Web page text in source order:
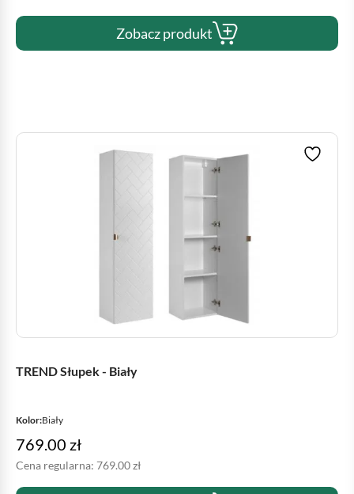
Zobacz produkt
TREND Słupek - Biały
Kolor:Biały
769.00 zł
Cena regularna: 769.00zł